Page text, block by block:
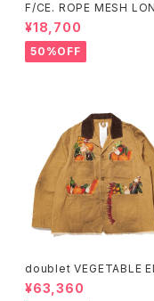
F/CE. ROPE MESH LONG V
EST (Ecru、Charcoal)
¥18,700
50%OFF
doublet VEGETABLE EMBR
OIDERY WORK JACKET
¥63,360